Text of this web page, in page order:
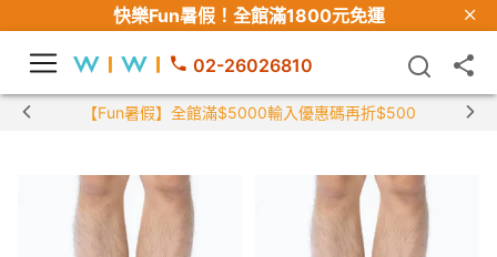
快樂Fun暑假！ 全館滿1800元免運
02-26026810
【Fun暑假】全館滿$5000輸入優惠碼再折$500